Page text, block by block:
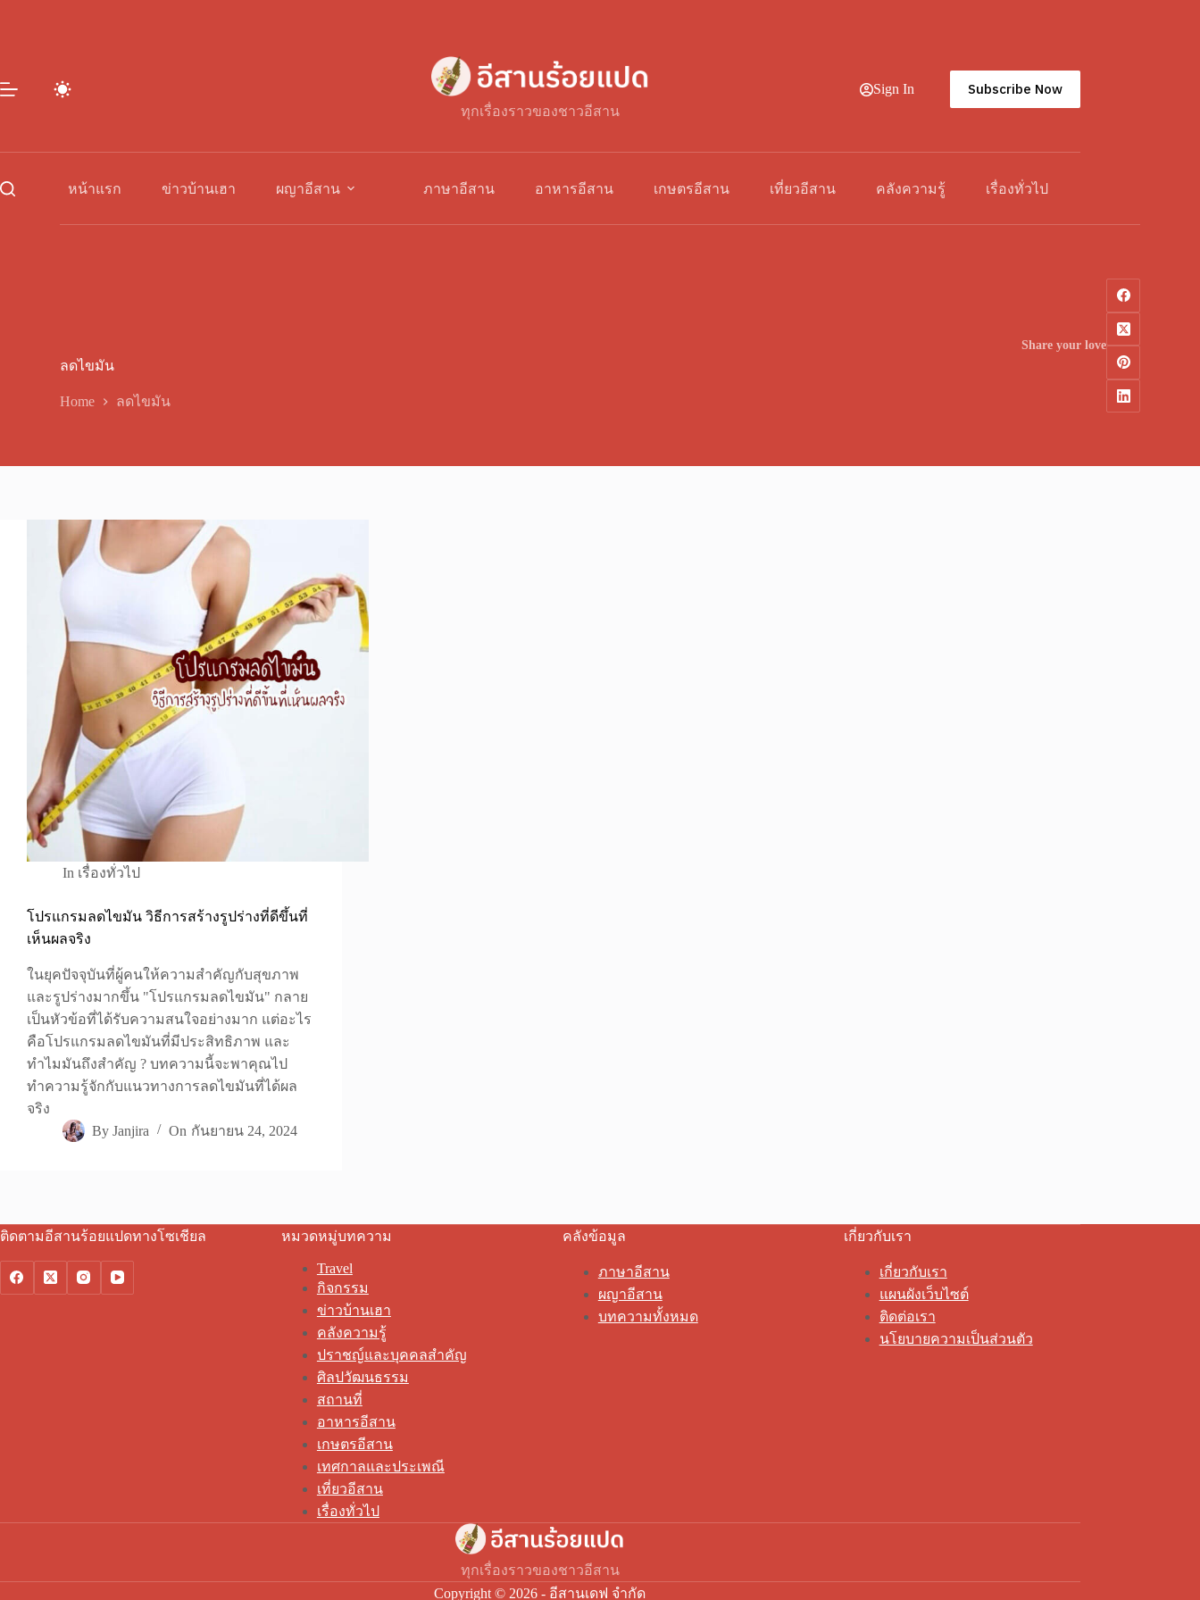
ทุกเรื่องราวของชาวอีสาน
Sign In Subscribe Now
หน้าแรก ข่าวบ้านเฮา ผญาอีสาน ภาษาอีสาน อาหารอีสาน เกษตรอีสาน เที่ยวอีสาน คลังความรู้ เรื่องทั่วไป
ลดไขมัน
Home ลดไขมัน
Share your love
In เรื่องทั่วไป
โปรแกรมลดไขมัน วิธีการสร้างรูปร่างที่ดีขึ้นที่
เห็นผลจริง
ในยุคปัจจุบันที่ผู้คนให้ความสำคัญกับสุขภาพ
และรูปร่างมากขึ้น "โปรแกรมลดไขมัน" กลาย
เป็นหัวข้อที่ได้รับความสนใจอย่างมาก แต่อะไร
คือโปรแกรมลดไขมันที่มีประสิทธิภาพ และ
ทำไมมันถึงสำคัญ ? บทความนี้จะพาคุณไป
ทำความรู้จักกับแนวทางการลดไขมันที่ได้ผล
จริง
By Janjira On กันยายน 24, 2024
ติดตามอีสานร้อยแปดทางโซเชียล หมวดหมู่บทความ
Travel
กิจกรรม
ข่าวบ้านเฮา
คลังความรู้
ปราชญ์และบุคคลสำคัญ
ศิลปวัฒนธรรม
สถานที่
อาหารอีสาน
เกษตรอีสาน
เทศกาลและประเพณี
เที่ยวอีสาน
เรื่องทั่วไป
คลังข้อมูล
ภาษาอีสาน
ผญาอีสาน
บทความทั้งหมด
เกี่ยวกับเรา
เกี่ยวกับเรา
แผนผังเว็บไซต์
ติดต่อเรา
นโยบายความเป็นส่วนตัว
ทุกเรื่องราวของชาวอีสาน
Copyright © 2026 - อีสานเดฟ จำกัด